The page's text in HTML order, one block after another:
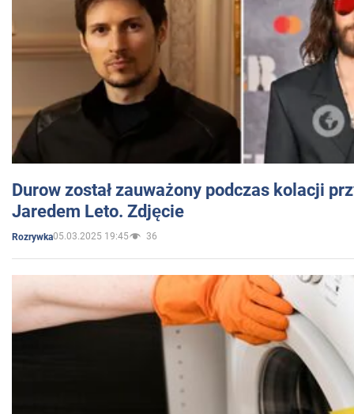
Durow został zauważony podczas kolacji
Jaredem Leto. Zdjęcie
Rozrywka05.03.2025 19:45 36